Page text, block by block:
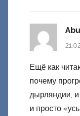
Ещё как
почему
дырляндии, и
и просто